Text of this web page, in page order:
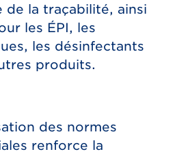
la traçabilité, ainsi
les ÉPI, les
les désinfectants
produits.
des normes
renforce la